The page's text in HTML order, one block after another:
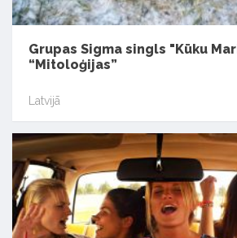
Grupas Sigma singls "Kūku
“Mitoloģijas”
Latvijā